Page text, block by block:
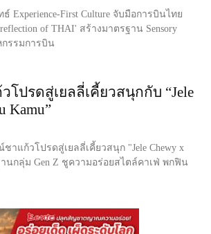
Experience-First Culture จับมือการบินไทย
of THAI' สร้างมาตรฐาน Sensory
กรรมการบิน
โปรดสู่เยลลี่เคี้ยวสนุกกับ “Jele
Kamu”
าแก้วโปรดสู่เยลลี่เคี้ยวสนุก "Jele Chewy x
านกลุ่ม Gen Z ชูความอร่อยสไตล์คาเฟ่ พกฟิน